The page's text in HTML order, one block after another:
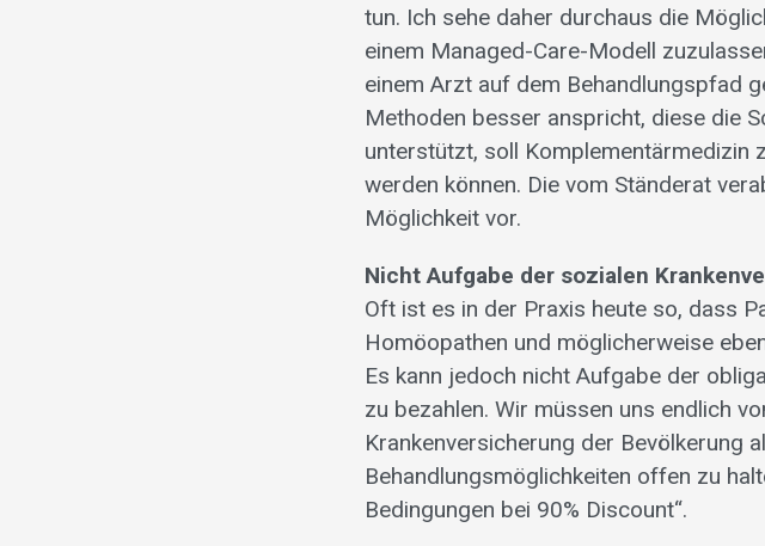
tun. Ich sehe daher durchaus die
einem Managed-Care-Modell
einem Arzt auf dem Behandlungspfad
Methoden besser anspricht, diese die
unterstützt, soll Komplementärmedizin
werden können. Die vom Ständerat
Möglichkeit vor.
Nicht Aufgabe der sozialen
Oft ist es in der Praxis heute so, dass
Homöopathen und möglicherweise
Es kann jedoch nicht Aufgabe der
zu bezahlen. Wir müssen uns endlich
Krankenversicherung der Bevölkerung
Behandlungsmöglichkeiten offen zu
Bedingungen bei 90% Discount“.